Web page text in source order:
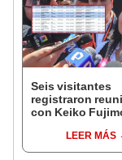
Seis visitantes
registraron
con Keiko
presidenta se
encontraba en
LEER MÁS